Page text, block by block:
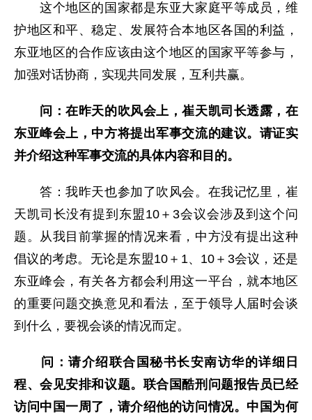
这个地区的国家都是东亚大家庭平等成员，维
护地区和平、稳定、发展符合本地区各国的利益，
东亚地区的合作应该由这个地区的国家平等参与，
加强对话协商，实现共同发展，互利共赢。
问：在昨天的吹风会上，崔天凯司长透露，在
东亚峰会上，中方将提出军事交流的建议。请证实
并介绍这种军事交流的具体内容和目的。
答：我昨天也参加了吹风会。在我记忆里，崔
天凯司长没有提到东盟10＋3会议会涉及到这个问
题。从我目前掌握的情况来看，中方没有提出这种
倡议的考虑。无论是东盟10＋1、10＋3会议，还是
东亚峰会，有关各方都会利用这一平台，就本地区
的重要问题交换意见和看法，至于领导人届时会谈
到什么，要视会谈的情况而定。
问：请介绍联合国秘书长安南访华的详细日
程、会见安排和议题。联合国酷刑问题报告员已经
访问中国一周了，请介绍他的访问情况。中国为何